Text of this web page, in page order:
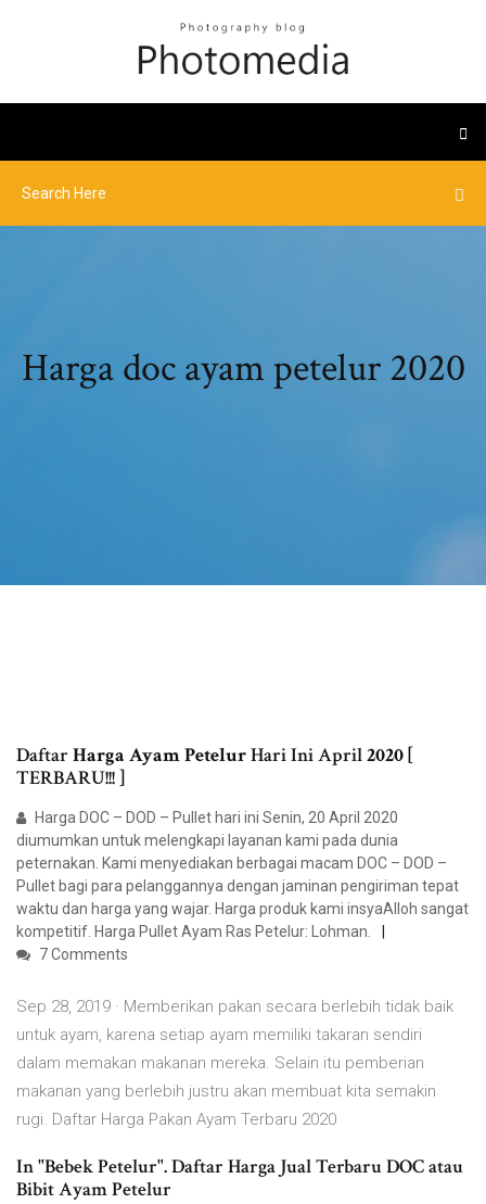
Harga doc ayam petelur 2020
Daftar Harga Ayam PetelurHari Ini April2020[
TERBARU!!! ]
Harga DOC – DOD – Pullet hari ini Senin, 20 April 2020
diumumkan untuk melengkapi layanan kami pada dunia
peternakan. Kami menyediakan berbagai macam DOC – DOD –
Pullet bagi para pelanggannya dengan jaminan pengiriman tepat
waktu dan harga yang wajar. Harga produk kami insyaAlloh sangat
kompetitif. Harga Pullet Ayam Ras Petelur: Lohman.
7 Comments
Sep 28, 2019 · Memberikan pakan secara berlebih tidak baik
untuk ayam, karena setiap ayam memiliki takaran sendiri
dalam memakan makanan mereka. Selain itu pemberian
makanan yang berlebih justru akan membuat kita semakin
rugi. Daftar Harga Pakan Ayam Terbaru 2020
In "Bebek Petelur". Daftar Harga Jual Terbaru DOC atau
Bibit Ayam Petelur